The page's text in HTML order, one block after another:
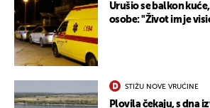
Urušio se balkon
osobe: "Život im je
STIŽU NOVE VRUĆINE
Plovila čekaju, s dna